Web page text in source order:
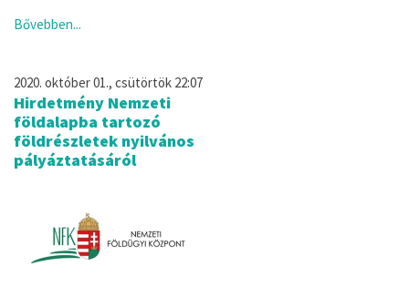
Bővebben...
2020. október 01., csütörtök 22:07
Hirdetmény Nemzeti
földalapba tartozó
földrészletek nyilvános
pályáztatásáról